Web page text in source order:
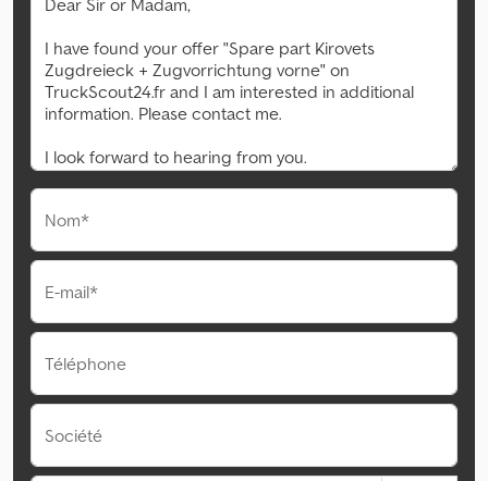
Nom*
E-mail*
Téléphone
Société